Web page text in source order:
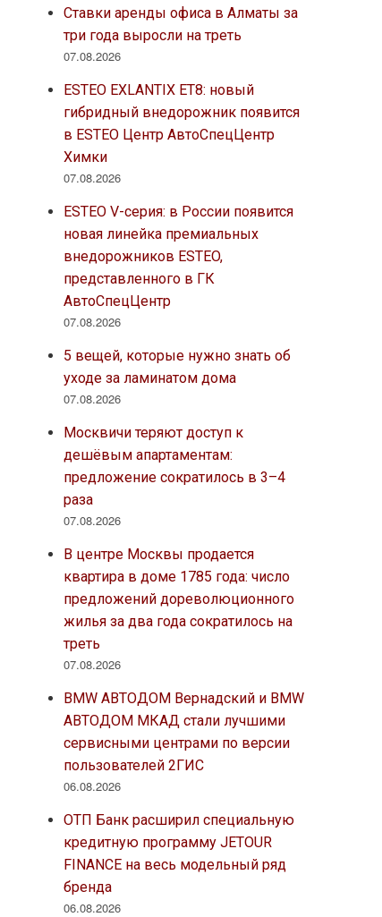
Ставки аренды офиса в Алматы за
три года выросли на треть
07.08.2026
ESTEO EXLANTIX ET8: новый
гибридный внедорожник появится
в ESTEO Центр АвтоСпецЦентр
Химки
07.08.2026
ESTEO V-серия: в России появится
новая линейка премиальных
внедорожников ESTEO,
представленного в ГК
АвтоСпецЦентр
07.08.2026
5 вещей, которые нужно знать об
уходе за ламинатом дома
07.08.2026
Москвичи теряют доступ к
дешёвым апартаментам:
предложение сократилось в 3–4
раза
07.08.2026
В центре Москвы продается
квартира в доме 1785 года: число
предложений дореволюционного
жилья за два года сократилось на
треть
07.08.2026
BMW АВТОДОМ Вернадский и BMW
АВТОДОМ МКАД стали лучшими
сервисными центрами по версии
пользователей 2ГИС
06.08.2026
ОТП Банк расширил специальную
кредитную программу JETOUR
FINANCE на весь модельный ряд
бренда
06.08.2026